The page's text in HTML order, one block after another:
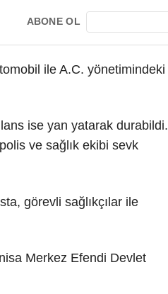
ABONE OL
ile A.C. yönetimindeki
ise yan yatarak durabildi.
ve sağlık ekibi sevk
görevli sağlıkçılar ile
Merkez Efendi Devlet